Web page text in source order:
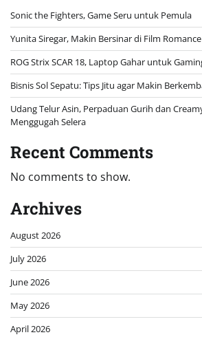
Sonic the Fighters, Game Seru untuk Pemula
Yunita Siregar, Makin Bersinar di Film
ROG Strix SCAR 18, Laptop Gahar untuk
Bisnis Sol Sepatu: Tips Jitu agar Makin
Udang Telur Asin, Perpaduan Gurih dan
Menggugah Selera
Recent Comments
No comments to show.
Archives
August 2026
July 2026
June 2026
May 2026
April 2026